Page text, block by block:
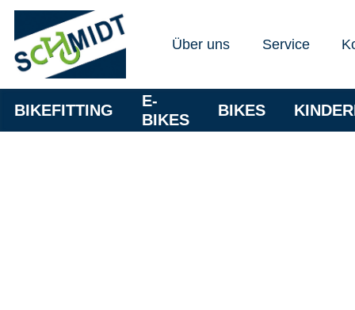
Über uns Service
BIKEFITTING
E-
BIKES
BIKES